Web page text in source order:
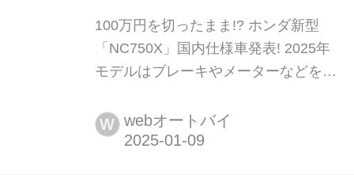
100万円を切ったまま!? ホンダ新型
「NC750X」国内仕様車発表! 2025年
モデルはブレーキやメーターなどをア
大型スポーツモデル「NC750X」シリ
ーズ・2025年モデルの販売に関する詳
W webオートバイ